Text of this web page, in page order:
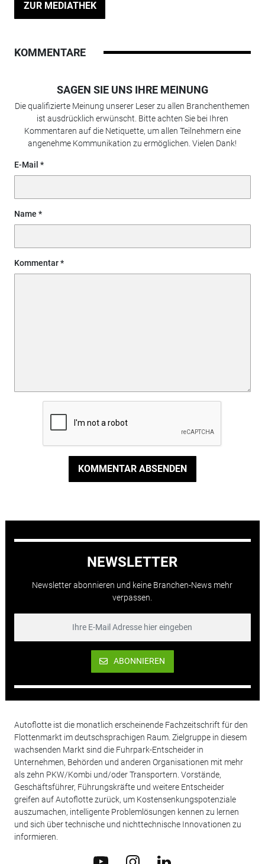
ZUR MEDIATHEK
KOMMENTARE
SAGEN SIE UNS IHRE MEINUNG
Die qualifizierte Meinung unserer Leser zu allen Branchenthemen
ist ausdrücklich erwünscht. Bitte achten Sie bei Ihren
Kommentaren auf die Netiquette, um allen Teilnehmern eine
angenehme Kommunikation zu ermöglichen. Vielen Dank!
E-Mail
Name
Kommentar
KOMMENTAR ABSENDEN
NEWSLETTER
Newsletter abonnieren und keine Branchen-News mehr
verpassen.
ABONNIEREN
Autoflotte ist die monatlich erscheinende Fachzeitschrift für den
Flottenmarkt im deutschsprachigen Raum. Zielgruppe in diesem
wachsenden Markt sind die Fuhrpark-Entscheider in
Unternehmen, Behörden und anderen Organisationen mit mehr
als zehn PKW/Kombi und/oder Transportern. Vorstände,
Geschäftsführer, Führungskräfte und weitere Entscheider
greifen auf Autoflotte zurück, um Kostensenkungspotenziale
auszumachen, intelligente Problemlösungen kennen zu lernen
und sich über technische und nichttechnische Innovationen zu
informieren.